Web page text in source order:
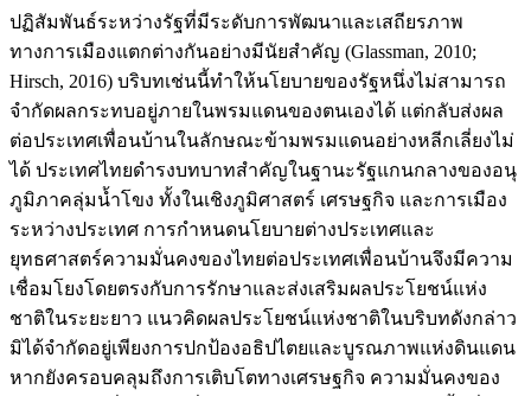
ปฏิสัมพันธ์ระหว่างรัฐที่มีระดับการพัฒนาและเสถียรภาพ
ทางการเมืองแตกต่างกันอย่างมีนัยสำคัญ (Glassman, 2010;
Hirsch, 2016) บริบทเช่นนี้ทำให้นโยบายของรัฐหนึ่งไม่สามารถ
จำกัดผลกระทบอยู่ภายในพรมแดนของตนเองได้ แต่กลับส่งผล
ต่อประเทศเพื่อนบ้านในลักษณะข้ามพรมแดนอย่างหลีกเลี่ยงไม่
ได้ ประเทศไทยดำรงบทบาทสำคัญในฐานะรัฐแกนกลางของอนุ
ภูมิภาคลุ่มน้ำโขง ทั้งในเชิงภูมิศาสตร์ เศรษฐกิจ และการเมือง
ระหว่างประเทศ การกำหนดนโยบายต่างประเทศและ
ยุทธศาสตร์ความมั่นคงของไทยต่อประเทศเพื่อนบ้านจึงมีความ
เชื่อมโยงโดยตรงกับการรักษาและส่งเสริมผลประโยชน์แห่ง
ชาติในระยะยาว แนวคิดผลประโยชน์แห่งชาติในบริบทดังกล่าว
มิได้จำกัดอยู่เพียงการปกป้องอธิปไตยและบูรณภาพแห่งดินแดน
หากยังครอบคลุมถึงการเติบโตทางเศรษฐกิจ ความมั่นคงของ